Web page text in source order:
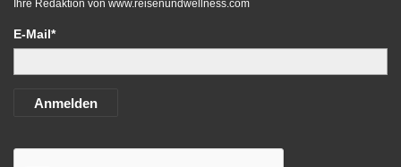
Ihre Redaktion von www.reisenundwellness.com
E-Mail*
Anmelden